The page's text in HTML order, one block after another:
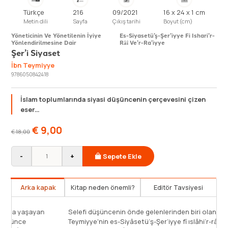
Türkçe
Metin dili
216
Sayfa
09/2021
Çıkış tarihi
16 x 24 x 1 cm
Boyut (cm)
Yöneticinin Ve Yönetilenin İyiye
Yönlendirilmesine Dair
Es-Siyasetü’ş-Şer’iyye Fi Ishari’r-
Râî Ve’r-Ra’iyye
Şer’i Siyaset
İbn Teymiyye
9786050842418
İslam toplumlarında siyasi düşüncenin çerçevesini çizen
eser…
€18,00 € 9,00
- + Sepete Ekle
Arka kapak Kitap neden önemli? Editör Tavsiyesi
ikinci yarısı ile 14. yüzyılın ilk yarısında yaşayan
kaleme aldığı eserlerle İslam düşünce
Selefi